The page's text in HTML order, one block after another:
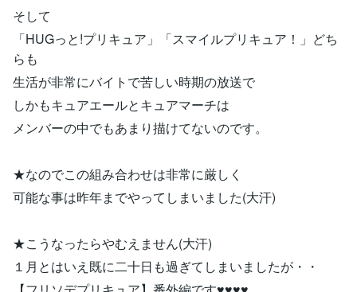
そして
「HUGっと!プリキュア」「スマイルプリキュア！」どち
らも
生活が非常にバイトで苦しい時期の放送で
しかもキュアエールとキュアマーチは
メンバーの中でもあまり描けてないのです。
★なのでこの組み合わせは非常に厳しく
可能な事は昨年までやってしまいました(大汗)
★こうなったらやむえません(大汗)
１月とはいえ既に二十日も過ぎてしまいましたが・・